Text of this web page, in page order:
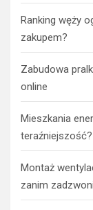
Ranking węży
zakupem?
Zabudowa
online
Mieszkania
teraźniejszość?
Montaż
zanim